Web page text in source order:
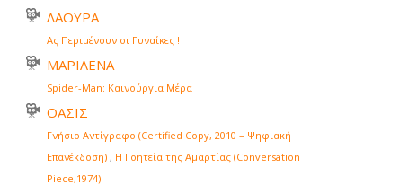
ΛΑΟΥΡΑ
Ας Περιμένουν οι Γυναίκες !
ΜΑΡΙΛΕΝΑ
Spider-Man: Καινούργια Μέρα
ΟΑΣΙΣ
Γνήσιο Αντίγραφο (Certified Copy, 2010 – Ψηφιακή
Επανέκδοση) , Η Γοητεία της Αμαρτίας (Conversation
Piece,1974)